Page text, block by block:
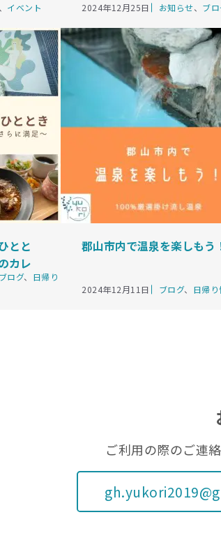
、 イベント 2024年12月25日
カ
ゴ
リ
ー
お知らせ、 ブ
とと
カレ
ブログ、 日帰り
郡山市内で温泉を楽しもう
2024年12月11日
カ
ブログ、 日帰
ご利用の際のご連